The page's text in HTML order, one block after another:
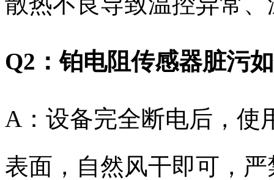
Q2：铂电阻传感器脏污
A：设备完全断电后，使
表面，自然风干即可，